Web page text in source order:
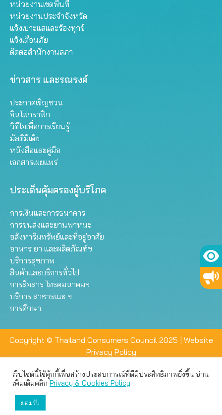
หน่วยงานเขตพื้นที่
หน่วยงานประจำจังหวัด
แจ้งเบาะแสและร้องทุกข์
แจ้งเตือนภัย
ติดต่อสำนักงานสภา
ข่าวสาร และรณรงค์
ประกาศเชิญชวน
อินโฟกราฟิก
วิดีโอเพื่อการเรียนรู้
มัลติมีเดีย
หนังสือและคู่มือ
เอกสารเผยแพร่
ประเด็นคุ้มครองผู้บริโภค
การเงินและการธนาคาร
การขนส่งและยานพาหนะ
อสังหาริมทรัพย์และที่อยู่อาศัย
อาหาร ยา และผลิตภัณฑ์ฯ
บริการสุขภาพ
สินค้าและบริการทั่วไป
การสื่อสาร โทรคมนาคมฯ
บริการ สาธารณะ ฯ
การศึกษา
Copyright © Thailand Consumers Council 2025 | Website
Privacy Policy
เว็บไซต์นี้ใช้คุ้กกี้เพื่อสร้างประสบการณ์ที่ดีมีประสิทธิภาพยิ่งขึ้น อ่าน
เพิ่มเติมคลิกPrivacy & Cookies Policy
ยอมรับ
เว็บไซต์นี้ใช้คุกกี้เพื่อมอบประสบการณ์การใช้งานที่ดีให้แก่ท่าน คุณ
สามารถเลือกตั้งค่าความเป็นส่วนตัวได้
ยอมรับทั้งหมด